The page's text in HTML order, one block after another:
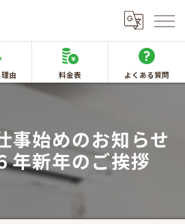
由 料金表 よくある質問
事始めのお知らせ
年新年のご挨拶